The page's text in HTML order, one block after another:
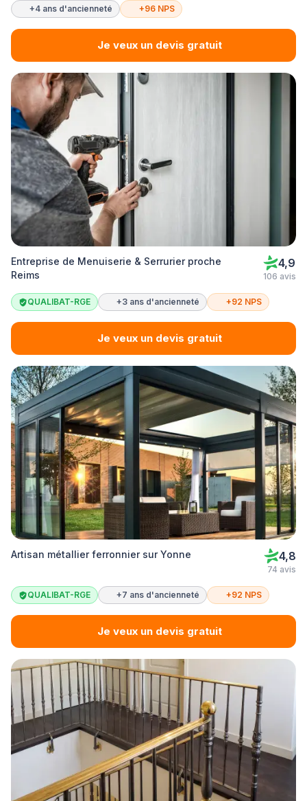
+4 ans d'ancienneté +96 NPS
Je veux un devis gratuit
Entreprise de Menuiserie & Serrurier proche
Reims
4,9
106 avis
QUALIBAT-RGE +3 ans d'ancienneté +92 NPS
Je veux un devis gratuit
Artisan métallier ferronnier sur Yonne 4,8
74 avis
QUALIBAT-RGE +7 ans d'ancienneté +92 NPS
Je veux un devis gratuit